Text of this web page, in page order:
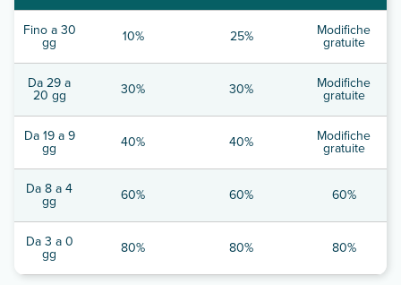
Fino a 30
gg 10% 25% Modifiche
gratuite
Da 29 a
20 gg 30% 30% Modifiche
gratuite
Da 19 a 9
gg 40% 40% Modifiche
gratuite
Da 8 a 4
gg 60% 60% 60%
Da 3 a 0
gg 80% 80% 80%